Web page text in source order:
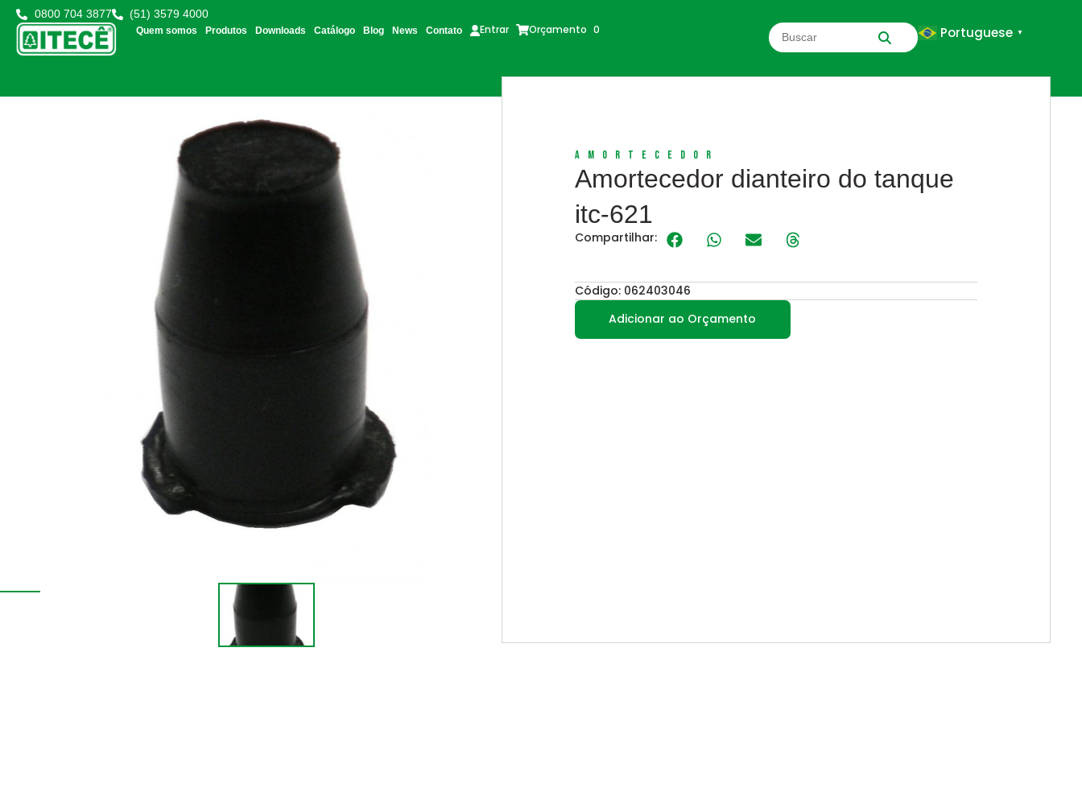
0800 704 3877 (51) 3579 4000
Quem somos Produtos Downloads Catálogo Blog News Contato Entrar Orçamento 0 Portuguese ▼
Amortecedor
Amortecedor dianteiro do tanque
itc-621
Compartilhar:
Código: 062403046
Adicionar ao Orçamento